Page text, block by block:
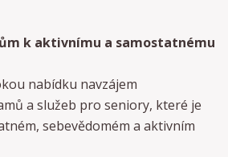
k aktivnímu a samostatnému
nabídku navzájem
a služeb pro seniory, které je
sebevědomém a aktivním